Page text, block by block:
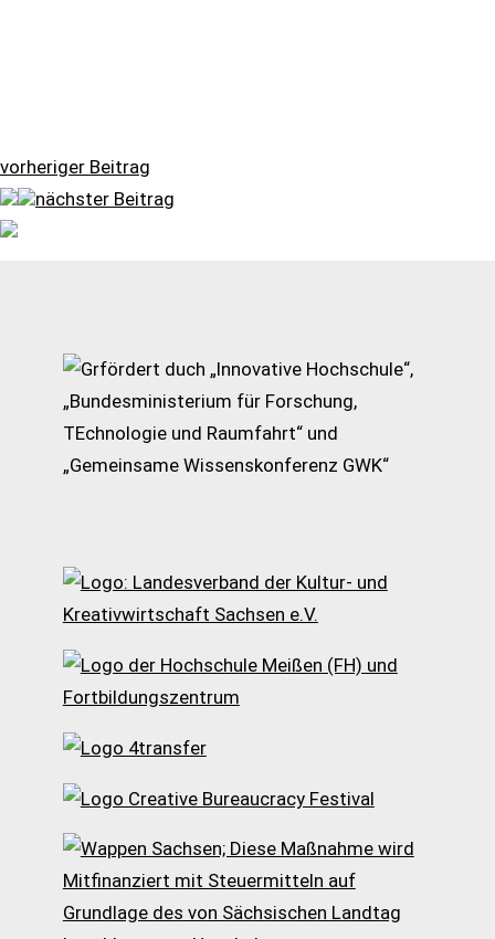
vorheriger Beitrag
nächster Beitrag